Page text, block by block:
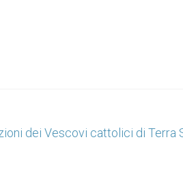
dei Vescovi cattolici di Terra